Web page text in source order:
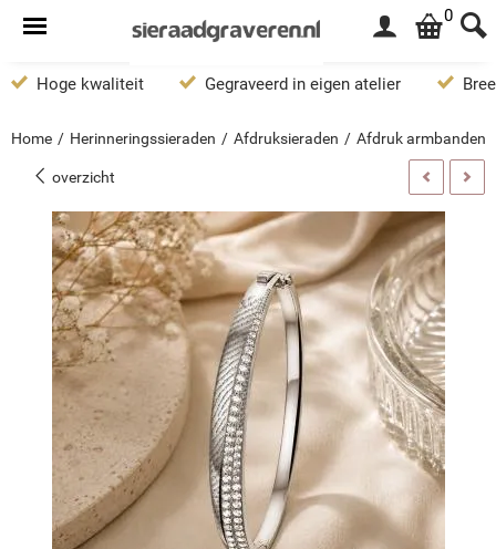
0
Hoge kwaliteit Gegraveerd in eigen atelier
Home / Herinneringssieraden / Afdruksieraden / Afdruk armbanden
overzicht